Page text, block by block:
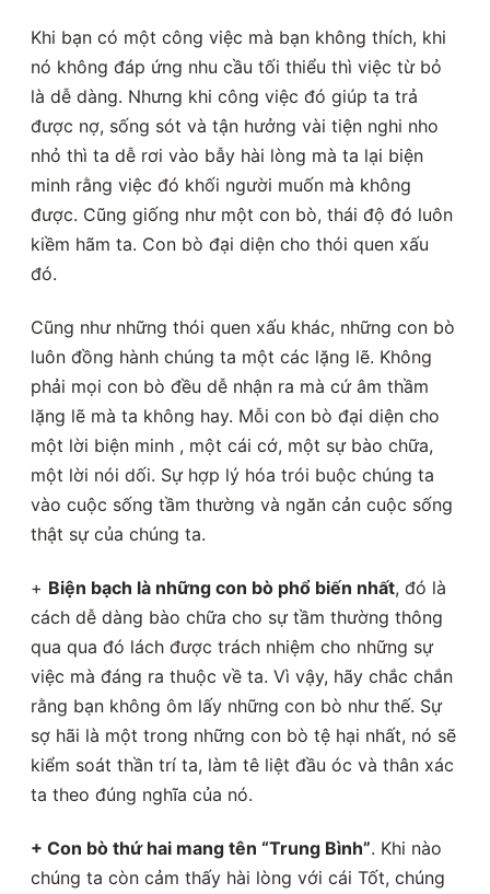
Khi bạn có một công việc mà bạn không thích, khi
nó không đáp ứng nhu cầu tối thiểu thì việc từ bỏ
là dễ dàng. Nhưng khi công việc đó giúp ta trả
được nợ, sống sót và tận hưởng vài tiện nghi nho
nhỏ thì ta dễ rơi vào bẫy hài lòng mà ta lại biện
minh rằng việc đó khối người muốn mà không
được. Cũng giống như một con bò, thái độ đó luôn
kiềm hãm ta. Con bò đại diện cho thói quen xấu
đó.
Cũng như những thói quen xấu khác, những con bò
luôn đồng hành chúng ta một các lặng lẽ. Không
phải mọi con bò đều dễ nhận ra mà cứ âm thầm
lặng lẽ mà ta không hay. Mỗi con bò đại diện cho
một lời biện minh , một cái cớ, một sự bào chữa,
một lời nói dối. Sự hợp lý hóa trói buộc chúng ta
vào cuộc sống tầm thường và ngăn cản cuộc sống
thật sự của chúng ta.
+ Biện bạch là những con bò phổ biến nhất, đó là
cách dễ dàng bào chữa cho sự tầm thường thông
qua qua đó lách được trách nhiệm cho những sự
việc mà đáng ra thuộc về ta. Vì vậy, hãy chắc chắn
rằng bạn không ôm lấy những con bò như thế. Sự
sợ hãi là một trong những con bò tệ hại nhất, nó sẽ
kiểm soát thần trí ta, làm tê liệt đầu óc và thân xác
ta theo đúng nghĩa của nó.
+ Con bò thứ hai mang tên “Trung Bình”. Khi nào
chúng ta còn cảm thấy hài lòng với cái Tốt, chúng